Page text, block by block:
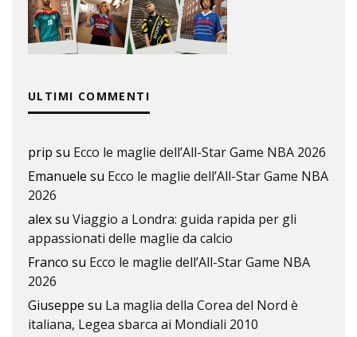
ULTIMI COMMENTI
prip su Ecco le maglie dell’All-Star Game NBA 2026
Emanuele su Ecco le maglie dell’All-Star Game NBA
2026
alexsu Viaggio a Londra: guida rapida per gli
appassionati delle maglie da calcio
Franco su Ecco le maglie dell’All-Star Game NBA
2026
Giuseppe su La maglia della Corea del Nord è
italiana, Legea sbarca ai Mondiali 2010